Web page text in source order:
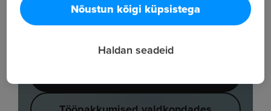
Nõustun kõigi küpsistega
Haldan seadeid